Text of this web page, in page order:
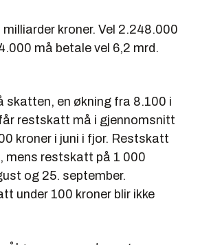
kroner. Vel 2.248.000
må betale vel 6,2 mrd.
skatten, en økning fra 8.100 i
restskatt må i gjennomsnitt
kroner i juni i fjor. Restskatt
mens restskatt på 1 000
og 25. september.
under 100 kroner blir ikke